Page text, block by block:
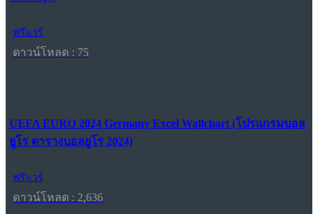
ฟรีแวร์
ดาวน์โหลด : 75
UEFA EURO 2024 Germany Excel Wallchart (โปรแกรมบอล
ยูโร ตารางบอลยูโร 2024)
ฟรีแวร์
ดาวน์โหลด : 2,636